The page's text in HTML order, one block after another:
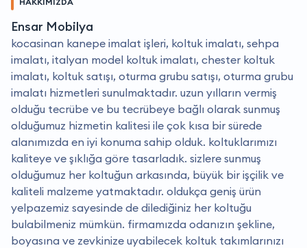
Ensar Mobilya
kocasinan kanepe imalat işleri, koltuk imalatı, sehpa
imalatı, italyan model koltuk imalatı, chester koltuk
imalatı, koltuk satışı, oturma grubu satışı, oturma grubu
imalatı hizmetleri sunulmaktadır. uzun yılların vermiş
olduğu tecrübe ve bu tecrübeye bağlı olarak sunmuş
olduğumuz hizmetin kalitesi ile çok kısa bir sürede
alanımızda en iyi konuma sahip olduk. koltuklarımızı
kaliteye ve şıklığa göre tasarladık. sizlere sunmuş
olduğumuz her koltuğun arkasında, büyük bir işçilik ve
kaliteli malzeme yatmaktadır. oldukça geniş ürün
yelpazemiz sayesinde de dilediğiniz her koltuğu
bulabilmeniz mümkün. firmamızda odanızın şekline,
boyasına ve zevkinize uyabilecek koltuk takımlarınızı